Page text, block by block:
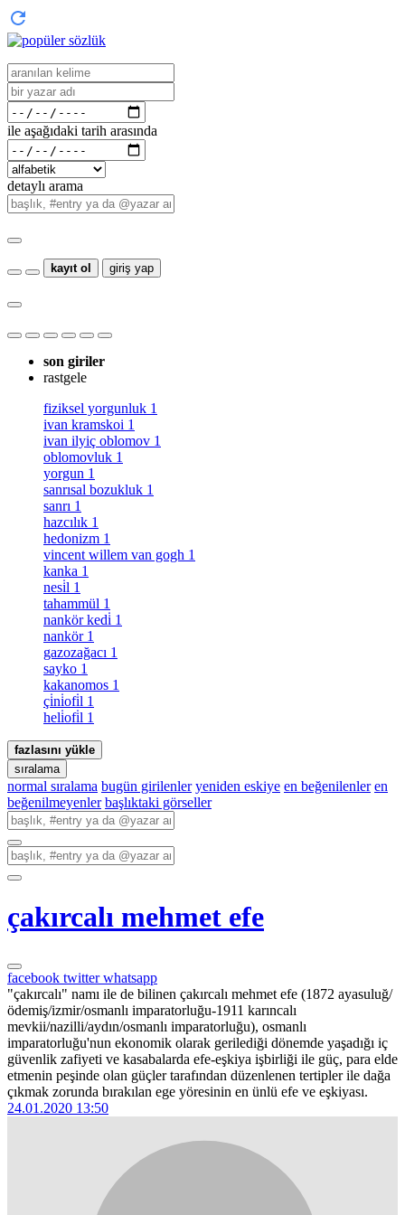
ile aşağıdaki tarih arasında
detaylı arama
kayıt ol giriş yap
son giriler
rastgele
fiziksel yorgunluk 1
ivan kramskoi 1
ivan ilyiç oblomov 1
oblomovluk 1
yorgun 1
sanrısal bozukluk 1
sanrı 1
hazcılık 1
hedonizm 1
vincent willem van gogh 1
kanka 1
nesi̇l 1
tahammül 1
nankör kedi̇ 1
nankör 1
gazozağacı 1
sayko 1
kakanomos 1
çi̇ni̇ofi̇l 1
heli̇ofi̇l 1
fazlasını yükle
sıralama
normal sıralama bugün girilenler yeniden eskiye en beğenilenler en
beğenilmeyenler başlıktaki görseller
çakırcalı mehmet efe
facebook twitterwhatsapp
"çakırcalı" namı ile de bilinen çakırcalı mehmet efe (1872 ayasuluğ/
ödemiş/izmir/osmanlı imparatorluğu-1911 karıncalı
mevkii/nazilli/aydın/osmanlı imparatorluğu), osmanlı
imparatorluğu'nun ekonomik olarak gerilediği dönemde yaşadığı iç
güvenlik zafiyeti ve kasabalarda efe-eşkiya işbirliği ile güç, para elde
etmenin peşinde olan güçler tarafından düzenlenen tertipler ile dağa
çıkmak zorunda bırakılan ege yöresinin en ünlü efe ve eşkiyası.
24.01.2020 13:50